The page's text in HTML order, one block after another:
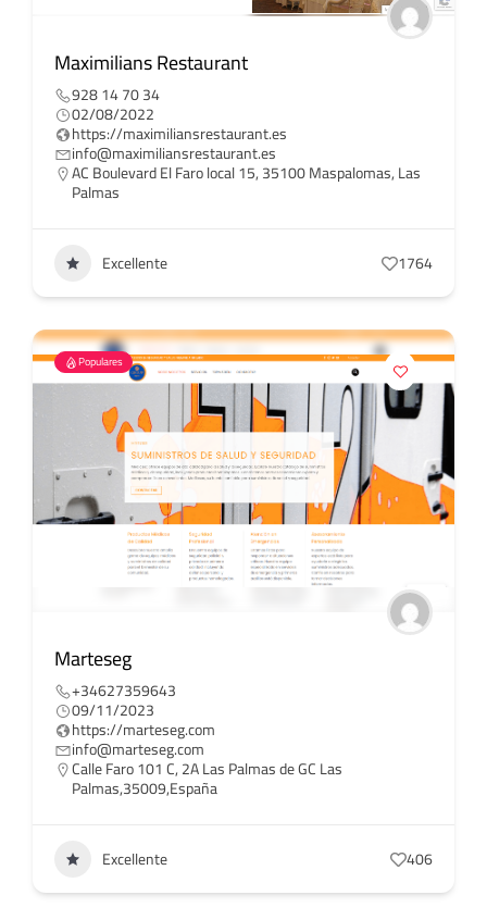
Maximilians Restaurant
928 14 70 34
02/08/2022
https://maximiliansrestaurant.es
info@maximiliansrestaurant.es
AC Boulevard El Faro local 15, 35100 Maspalomas, Las
Palmas
Excellente 1764
Populares
Marteseg
+34627359643
09/11/2023
https://marteseg.com
info@marteseg.com
Calle Faro 101 C, 2A Las Palmas de GC Las
Palmas,35009,España
Excellente 406